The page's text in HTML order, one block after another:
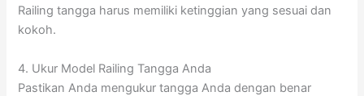
Railing tangga harus memiliki ketinggian yang sesuai dan
kokoh.
4. Ukur Model Railing Tangga Anda
Pastikan Anda mengukur tangga Anda dengan benar